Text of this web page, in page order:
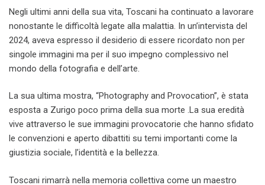
Negli ultimi anni della sua vita, Toscani ha continuato a lavorare
nonostante le difficoltà legate alla malattia. In un’intervista del
2024, aveva espresso il desiderio di essere ricordato non per
singole immagini ma per il suo impegno complessivo nel
mondo della fotografia e dell’arte.
La sua ultima mostra, “Photography and Provocation”, è stata
esposta a Zurigo poco prima della sua morte .La sua eredità
vive attraverso le sue immagini provocatorie che hanno sfidato
le convenzioni e aperto dibattiti su temi importanti come la
giustizia sociale, l’identità e la bellezza.
Toscani rimarrà nella memoria collettiva come un maestro